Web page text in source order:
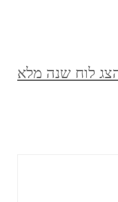
לוח שנה מלא